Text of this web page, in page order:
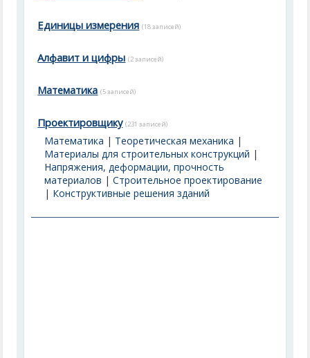
Единицы измерения (18 записей)
Алфавит и цифры (2 записей)
Математика (5 записей)
Проектировщику (231 записей)
Математика | Теоретическая механика |
Материалы для строительных конструкций |
Напряжения, деформации, прочность
материалов |Строительное проектирование
| Конструктивные решения зданий